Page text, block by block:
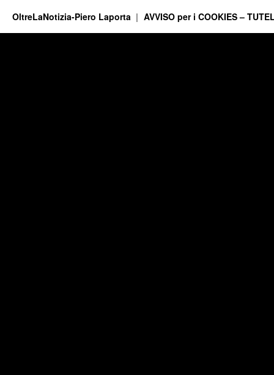
OltreLaNotizia-Piero Laporta AVVISO per i COOKIES –